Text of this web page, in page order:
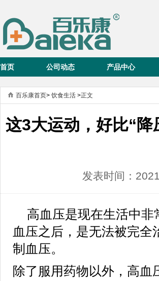
首页 公司动态 产品中心
百乐康首页> 饮食生活 >正文
这3大运动，好比“
发表时间：
高血压是现在生活中
血压之后，是无法被完全
制血压。
除了服用药物以外，高